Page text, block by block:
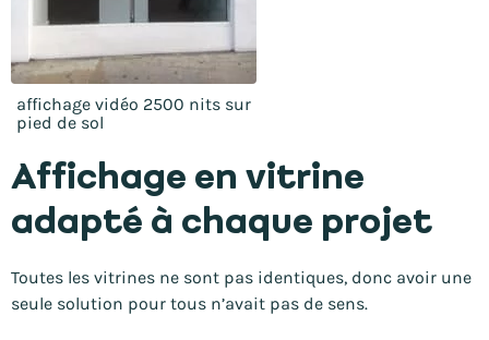
affichage vidéo 2500 nits sur
pied de sol
Affichage en vitrine
adapté à chaque projet
Toutes les vitrines ne sont pas identiques, donc avoir une
seule solution pour tous n’avait pas de sens.